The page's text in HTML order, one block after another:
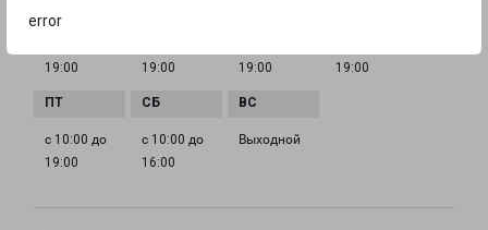
error
19:00
19:00
19:00
19:00
с 10:00 до
19:00
с 10:00 до
16:00
Выходной